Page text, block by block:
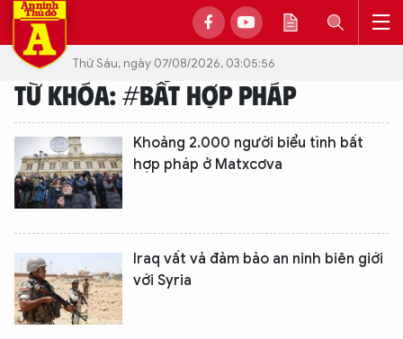
Thứ Sáu, ngày 07/08/2026, 03:05:56
TỪ KHÓA: #BẤT HỢP PHÁP
Khoảng 2.000 người biểu tình bất
hợp pháp ở Matxcơva
Iraq vất vả đảm bảo an ninh biên giới
với Syria